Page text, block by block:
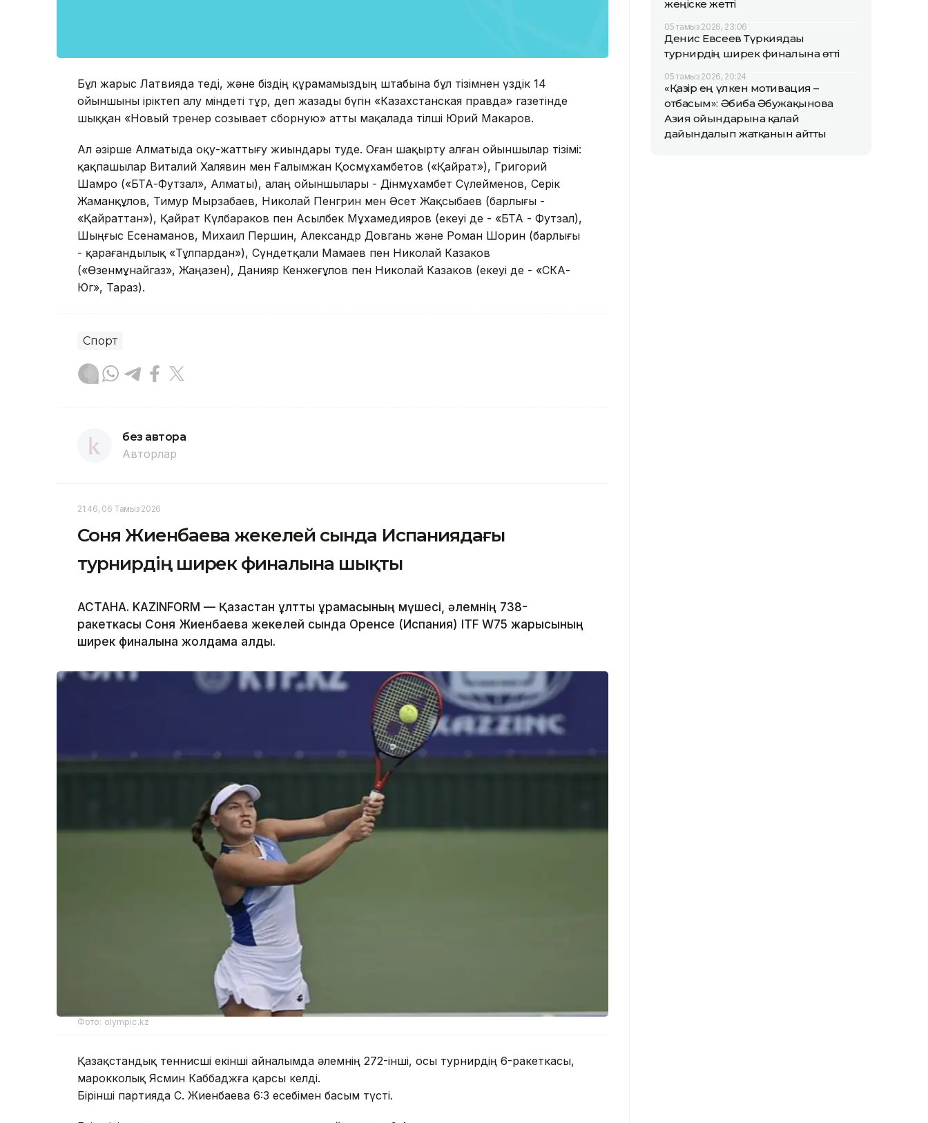
Бұл жарыс Латвияда өтеді, және біздің құрамамыздың штабына бұл тізімнен үздік 14
ойыншыны іріктеп алу міндеті тұр, деп жазады бүгін «Казахстанская правда» газетінде
шыққан «Новый тренер созывает сборную» атты мақалада тілші Юрий Макаров.
Ал әзірше Алматыда оқу-жаттығу жиындары өтуде. Оған шақырту алған ойыншылар тізімі:
қақпашылар Виталий Халявин мен Ғалымжан Қосмұхамбетов («Қайрат»), Григорий
Шамро («БТА-Футзал», Алматы), алаң ойыншылары - Дінмұхамбет Сүлейменов, Серік
Жаманқұлов, Тимур Мырзабаев, Николай Пенгрин мен Әсет Жақсыбаев (барлығы -
«Қайраттан»), Қайрат Күлбараков пен Асылбек Мұхамедияров (екеуі де - «БТА - Футзал),
Шыңғыс Есенаманов, Михаил Першин, Александр Довгань және Роман Шорин (барлығы
- қарағандылық «Тұлпардан»), Сүндетқали Мамаев пен Николай Казаков
(«Өзенмұнайгаз», Жаңаөзен), Данияр Кенжеғұлов пен Николай Казаков (екеуі де - «СКА-
Юг», Тараз).
Спорт
без автора
Авторлар
21:46, 06 Тамыз 2026
Соня Жиенбаева жекелей сында Испаниядағы
турнирдің ширек финалына шықты
АСТАНА. KAZINFORM — Қазақстан ұлттық құрамасының мүшесі, әлемнің 738-
ракеткасы Соня Жиенбаева жекелей сында Оренсе (Испания) ITF W75 жарысының
ширек финалына жолдама алды.
Фото: olympic.kz
Қазақстандық теннисші екінші айналымда әлемнің 272-інші, осы турнирдің 6-ракеткасы,
марокколық Ясмин Каббаджға қарсы келді.
Бірінші партияда С. Жиенбаева 6:3 есебімен басым түсті.
жеңіске жетті
05 тамыз 2026, 23:06
Денис Евсеев Түркиядағы
турнирдің ширек финалына өтті
05 тамыз 2026, 20:24
«Қазір ең үлкен мотивация –
отбасым»: Әбиба Әбужақынова
Азия ойындарына қалай
дайындалып жатқанын айтты